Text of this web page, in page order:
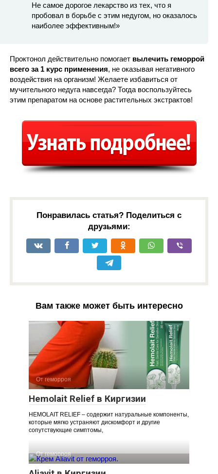
Не самое дорогое лекарство из тех, что я
пробовал в борьбе с этим недугом, но оказалось
наиболее эффективным!»
Проктонол действительно помогает вылечить геморрой
всего за 1 курс применения, не оказывая негативного
воздействия на организм! Желаете избавиться от
мучительного недуга навсегда? Тогда воспользуйтесь
этим препаратом на основе растительных экстрактов!
Понравилась статья? Поделиться с
друзьями:
Вам также может быть интересно
От геморроя
Hemolait Relief в Киргизии
HEMOLAIT RELIEF – содержит натуральные компоненты,
которые мягко устраняют дискомфорт и другие
сопутствующие симптомы,
От геморроя